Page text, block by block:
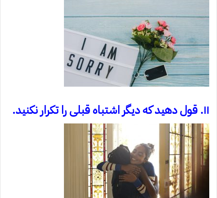
۱۱. قول دهید که دیگر اشتباه قبلی را تکرار نکنید.